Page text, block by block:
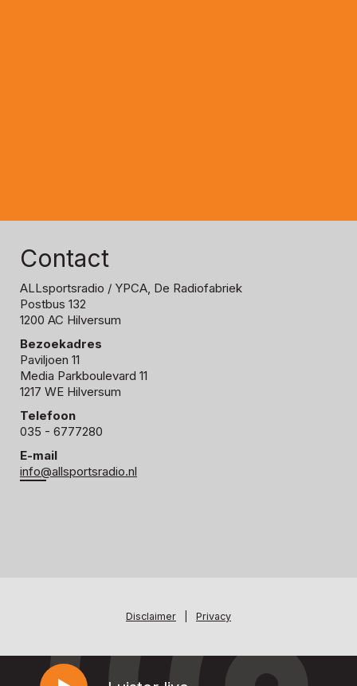
Contact
ALLsportsradio / YPCA, De Radiofabriek
Postbus 132
1200 AC Hilversum
Bezoekadres
Paviljoen 11
Media Parkboulevard 11
1217 WE Hilversum
Telefoon
035 - 6777280
E-mail
info@allsportsradio.nl
Disclaimer Privacy